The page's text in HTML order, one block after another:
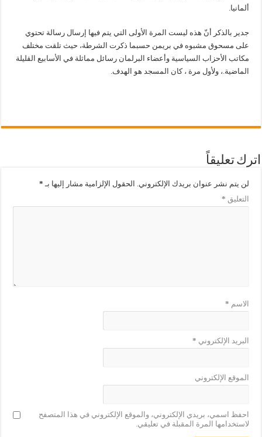
ألمانيا.
جدير بالذكر أنّ هذه ليست المرة الأولى التي يتم فيها إرسال رسالة تحتوي
على مسحوق مشبوه في بريمن حسبما ذكرت الشرطة، حيث تلقت مختلف
مكاتب الأحزاب السياسية وأعضاء البرلمان رسائل مماثلة في الأسابيع القليلة
الماضية.، ولأول مرة ، كان المسجد هو الهدف.
اترك تعليقاً
لن يتم نشر عنوان بريدك الإلكتروني. الحقول الإلزامية مشار إليها بـ *
التعليق *
الاسم *
البريد الإلكتروني *
الموقع الإلكتروني
احفظ اسمي، بريدي الإلكتروني، والموقع الإلكتروني في هذا المتصفح
لاستخدامها المرة المقبلة في تعليقي.